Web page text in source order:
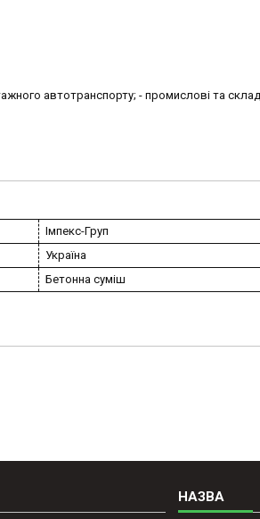
автотранспорту; - промислові та
Імпекс-Груп
Україна
Бетонна суміш